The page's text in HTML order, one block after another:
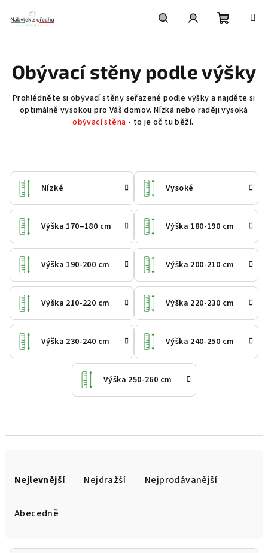
obsah
košík
Obývací stěny podle výšky
Prohlédněte si obývací stěny seřazené podle výšky a najděte si
optimálně vysokou pro Váš domov. Nízká nebo raději vysoká
obývací stěna - to je oč tu běží.
Nízké Vysoké
Výška 170–180 cm Výška 180-190 cm
Výška 190-200 cm Výška 200-210 cm
Výška 210-220 cm Výška 220-230 cm
Výška 230-240 cm Výška 240-250 cm
Výška 250-260 cm
Nejlevnější Nejdražší Nejprodávanější
Abecedně